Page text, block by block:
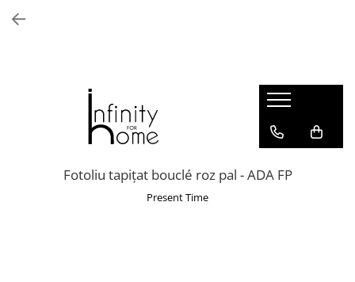
Biblioteci și rafturi
Masute auxiliare
Comode livingFotoliu tapițat bouclé roz pal - ADA FP
Present Time